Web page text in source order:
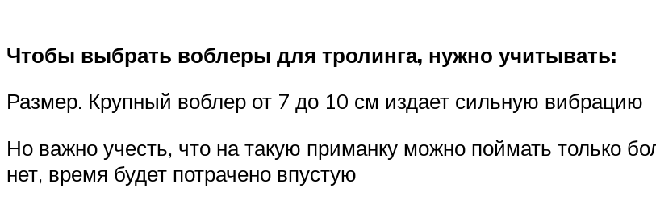
Чтобы выбрать воблеры для тролинга, нужно учитывать:
Размер. Крупный воблер от 7 до 10 см издает сильную вибрацию
Но важно учесть, что на такую приманку можно поймать только
нет, время будет потрачено впустую